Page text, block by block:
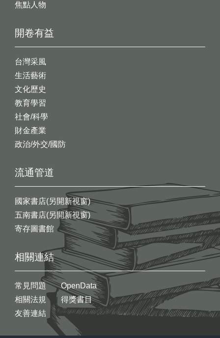
開卷有益
台灣采風
生活藝術
文化歷史
教育學習
社會/科學
財金產業
政治/外交/國防
焦點人物
流通管道
國家書店(另開新視窗)
五南書店(另開新視窗)
寄存圖書館
相關連結
常見問題
相關法規
友善連結
OpenData
得獎書目